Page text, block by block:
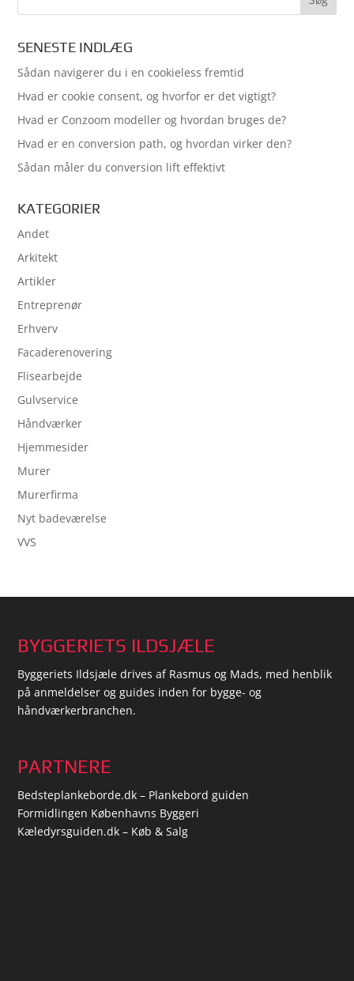
SENESTE INDLÆG
Sådan navigerer du i en cookieless fremtid
Hvad er cookie consent, og hvorfor er det vigtigt?
Hvad er Conzoom modeller og hvordan bruges de?
Hvad er en conversion path, og hvordan virker den?
Sådan måler du conversion lift effektivt
KATEGORIER
Andet
Arkitekt
Artikler
Entreprenør
Erhverv
Facaderenovering
Flisearbejde
Gulvservice
Håndværker
Hjemmesider
Murer
Murerfirma
Nyt badeværelse
VVS
BYGGERIETS ILDSJÆLE
Byggeriets Ildsjæle drives af Rasmus og Mads, med henblik
på anmeldelser og guides inden for bygge- og
håndværkerbranchen.
PARTNERE
Bedsteplankeborde.dk – Plankebord guiden
Formidlingen Københavns Byggeri
Kæledyrsguiden.dk – Køb & Salg